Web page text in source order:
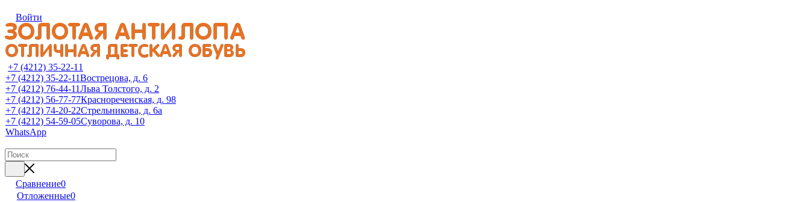
Войти
+7 (4212) 35-22-11
+7 (4212) 35-22-11Вострецова, д. 6
+7 (4212) 76-44-11Льва Толстого, д. 2
+7 (4212) 56-77-77Краснореченская, д. 98
+7 (4212) 74-20-22Стрельникова, д. 6а
+7 (4212) 54-59-05Суворова, д. 10
WhatsApp
Сравнение0
Отложенные0